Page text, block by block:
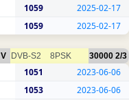
1059
2025-02-17
1059 2025-02-17
V DVB-S2 8PSK 30000 2/3
1051
2023-06-06
1053
2023-06-06